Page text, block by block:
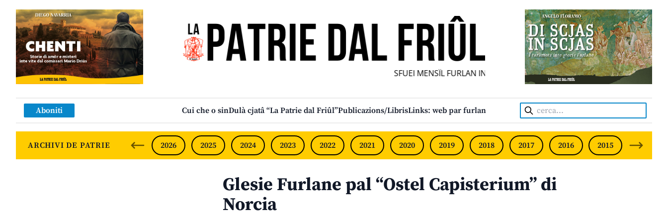
SFUEI MENSÎL FURLAN INDIPENDENT • INDEPENDENT FRIULIAN
Aboniti Cui che o sinDulà cjatâ “La Patrie dal Friûl”Publicazions/LibrisLinks: web par furlan Cerca:
ARCHIVI DE PATRIE 2026 2025 2024 2023 2022 2021 2020 2019 2018 2017 2016 2015 2014
Glesie Furlane pal “Ostel Capisterium” di
Norcia